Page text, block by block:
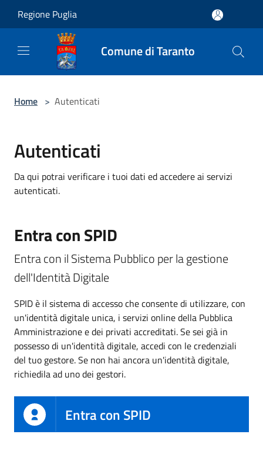
Regione Puglia
Comune di Taranto
Home > Autenticati
Autenticati
Da qui potrai verificare i tuoi dati ed accedere ai servizi
autenticati.
Entra con SPID
Entra con il Sistema Pubblico per la gestione
dell'Identità Digitale
SPID è il sistema di accesso che consente di utilizzare, con
un'identità digitale unica, i servizi online della Pubblica
Amministrazione e dei privati accreditati. Se sei già in
possesso di un'identità digitale, accedi con le credenziali
del tuo gestore. Se non hai ancora un'identità digitale,
richiedila ad uno dei gestori.
Entra con SPID